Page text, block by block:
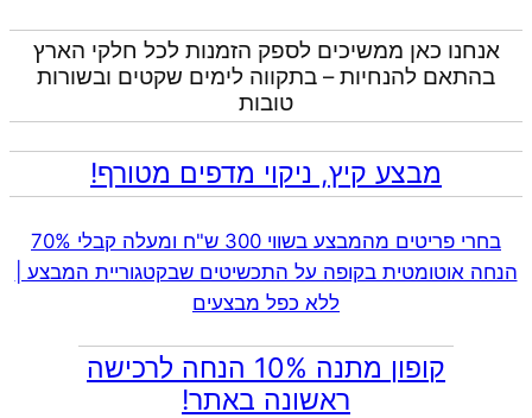
אנחנו כאן ממשיכים לספק הזמנות לכל חלקי הארץ
בהתאם להנחיות – בתקווה לימים שקטים ובשורות
טובות
מבצע קיץ, ניקוי מדפים מטורף!
בחרי פריטים מהמבצע בשווי 300 ש"ח ומעלה קבלי 70%
הנחה אוטומטית בקופה על התכשיטים שבקטגוריית המבצע |
ללא כפל מבצעים
קופון מתנה 10% הנחה לרכישה
ראשונה באתר!